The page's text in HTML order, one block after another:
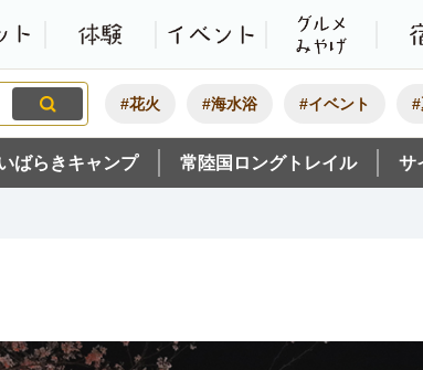
観光いばらき公式ホームペー
集・オススメ
モデルコーススポット 体験
#花火 #海水浴 #イベント
ばらきキャンプ 常陸国ロングトレイル サ